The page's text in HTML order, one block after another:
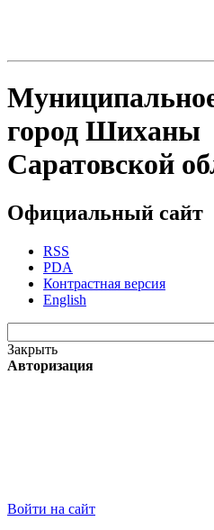
город Шиханы
Саратовской
Официальный сайт
RSS
PDA
Контрастная версия
English
Закрыть
Авторизация
Войти на сайт